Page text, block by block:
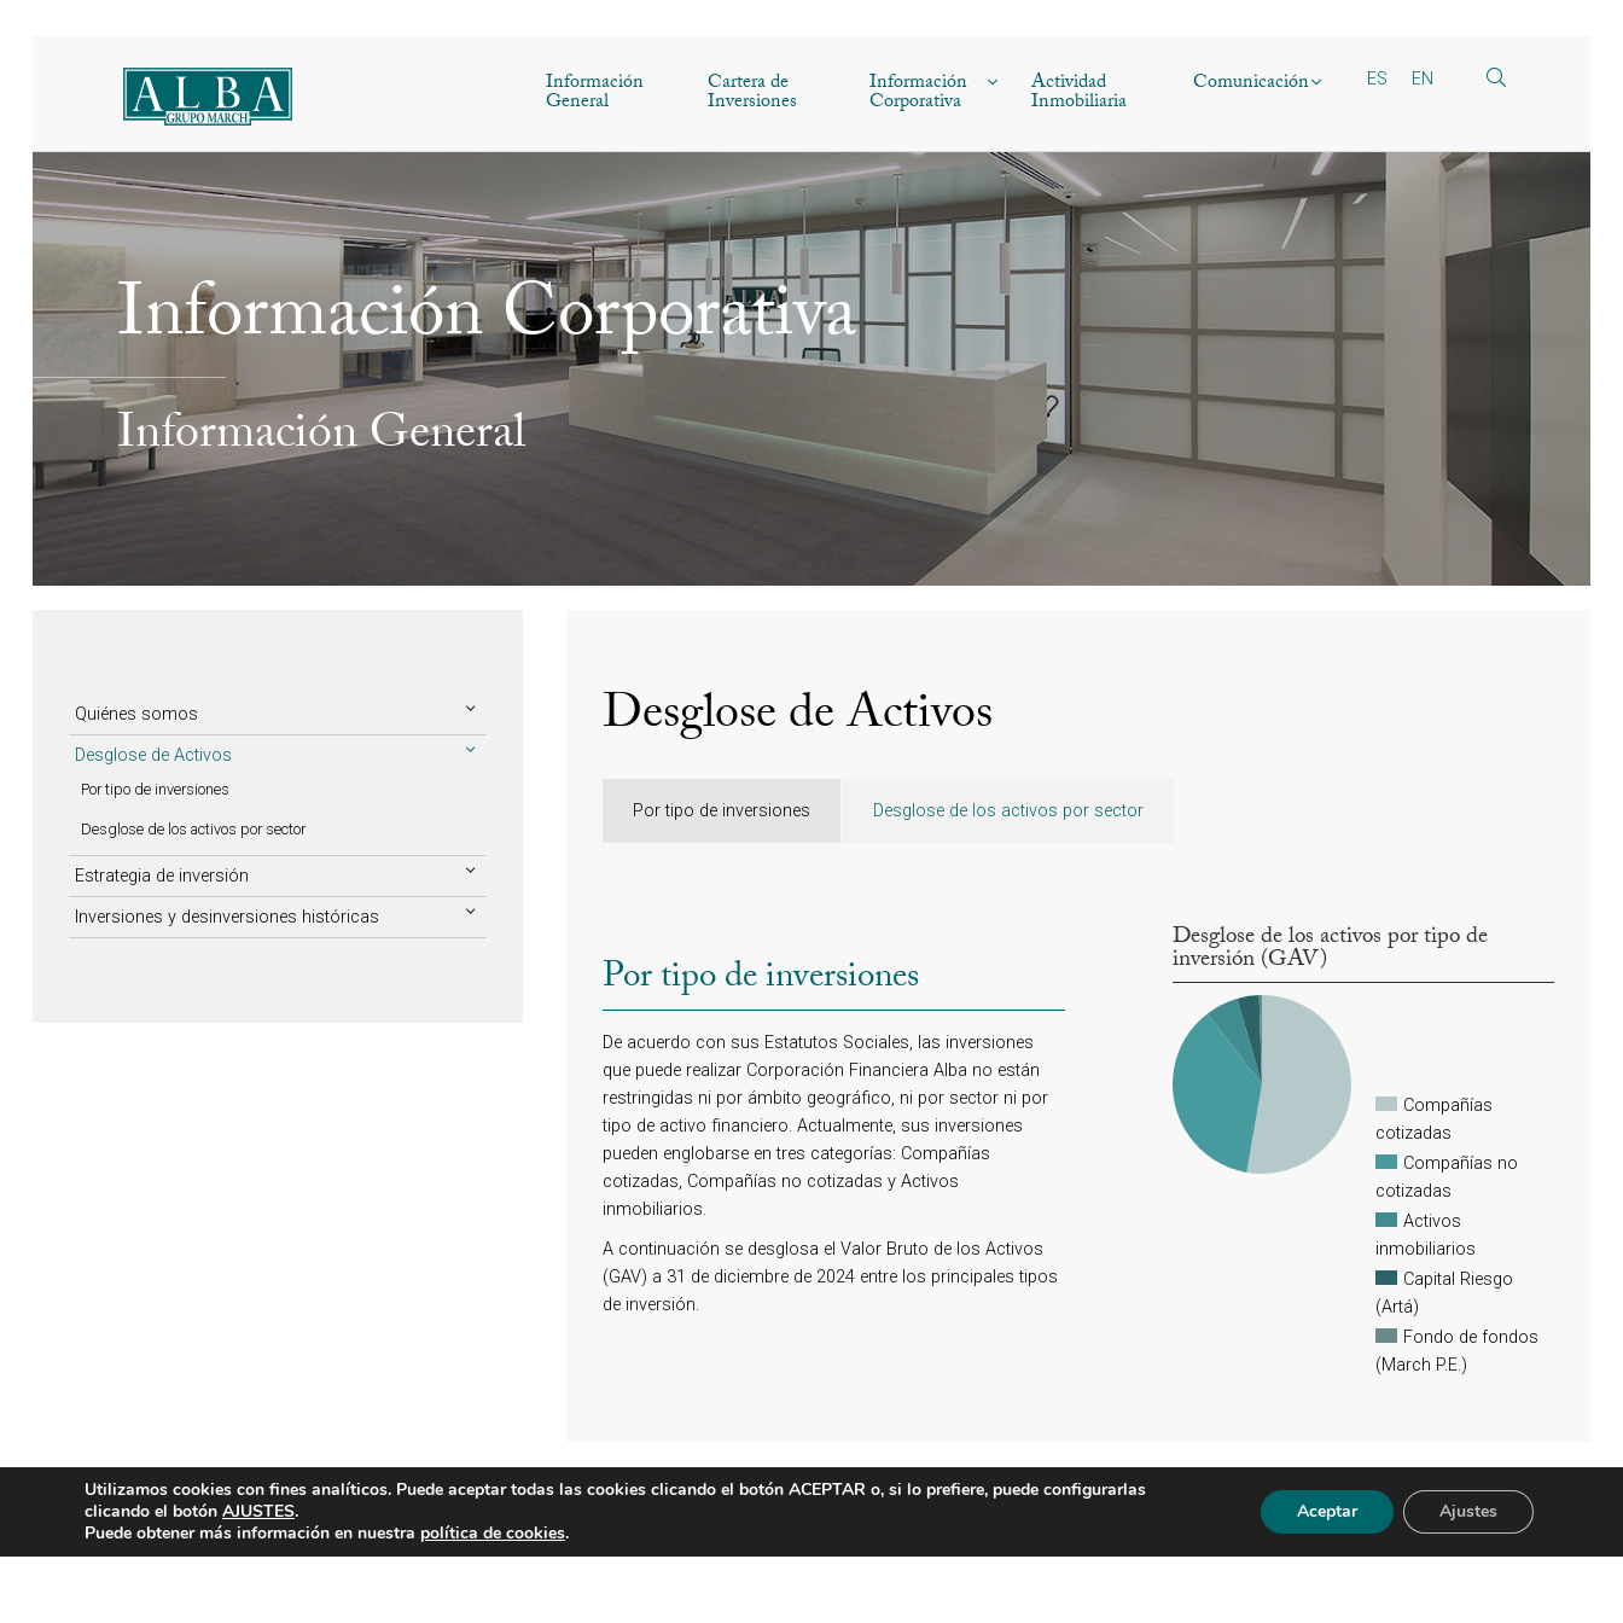
Información
General
Cartera de
Inversiones
Información
Corporativa
Actividad
Inmobiliaria
Comunicación ES EN
Información Corporativa
Información General
Quiénes somos
Desglose de Activos
Por tipo de inversiones
Desglose de los activos por sector
Estrategia de inversión
Inversiones y desinversiones históricas
Desglose de Activos
Por tipo de inversiones Desglose de los activos por sector
Por tipo de inversiones
De acuerdo con sus Estatutos Sociales, las inversiones
que puede realizar Corporación Financiera Alba no están
restringidas ni por ámbito geográfico, ni por sector ni por
tipo de activo financiero. Actualmente, sus inversiones
pueden englobarse en tres categorías: Compañías
cotizadas, Compañías no cotizadas y Activos
inmobiliarios.
A continuación se desglosa el Valor Bruto de los Activos
(GAV) a 31 de diciembre de 2024 entre los principales tipos
de inversión.
Desglose de los activos por tipo de
inversión (GAV)
Compañías
cotizadas
Compañías no
cotizadas
Activos
inmobiliarios
Capital Riesgo
(Artá)
Fondo de fondos
(March P.E.)
Contacto Dirección
Utilizamos cookies con fines analíticos. Puede aceptar todas las cookies clicando el botón ACEPTAR o, si lo prefiere, puede configurarlas
clicando el botón AJUSTES.
Puede obtener más información en nuestra política de cookies.
Aceptar Ajustes